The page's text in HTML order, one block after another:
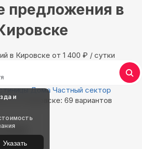
предложения в
в Кировске oт 1 400 ₽ / сутки
Дома Частный сектор
в Кировске: 69 вариантов
и
Указать